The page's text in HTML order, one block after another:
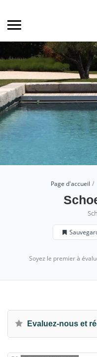
Page d'accueil
Soyez le premier à
Evaluez-nous et